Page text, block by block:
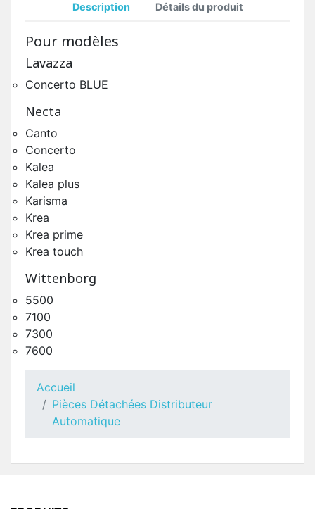
Pièces Détachées Distributeur Automatique
Description Détails du produit
Pour modèles
Lavazza
Concerto BLUE
Necta
Canto
Concerto
Kalea
Kalea plus
Karisma
Krea
Krea prime
Krea touch
Wittenborg
5500
7100
7300
7600
Accueil
Pièces Détachées Distributeur
Automatique